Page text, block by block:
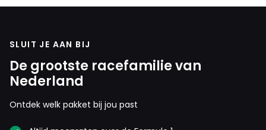
SLUIT JE AAN BIJ
De grootste racefamilie van
Nederland
Ontdek welk pakket bij jou past